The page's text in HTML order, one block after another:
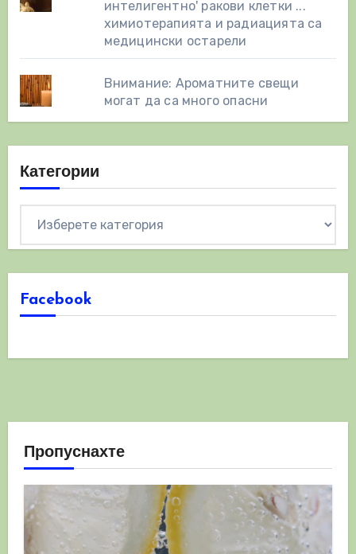
интелигентно' ракови клетки ...
химиотерапията и радиацията са
медицински остарели
Внимание: Ароматните свещи
могат да са много опасни
Категории
Facebook
Пропуснахте